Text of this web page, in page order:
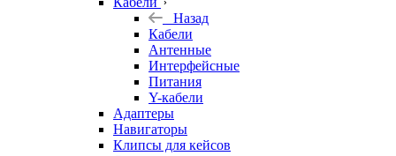
Назад
Кабели
Антенные
Интерфейсные
Питания
Y-кабели
Адаптеры
Навигаторы
Клипсы для кейсов